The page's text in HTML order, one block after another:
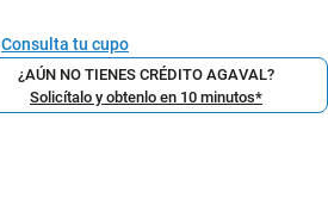
Consulta tu cupo
¿AÚN NO TIENES CRÉDITO AGAVAL?
Solicítalo y obtenlo en 10 minutos*